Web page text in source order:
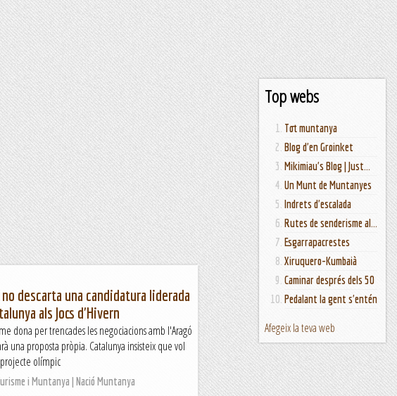
Top webs
Tot muntanya
Blog d'en Groinket
Mikimiau's Blog | Just...
Un Munt de Muntanyes
Indrets d'escalada
Rutes de senderisme al...
Esgarrapacrestes
Xiruquero-Kumbaià
Caminar després dels 50
Pedalant la gent s'entén
Afegeix la teva web
no descarta una candidatura liderada
als Jocs d'Hivern
dona per trencades les negociacions amb l'Aragó
una proposta pròpia. Catalunya insisteix que vol
olímpic
i Muntanya | Nació Muntanya